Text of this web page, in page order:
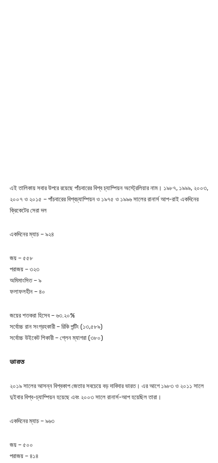
এই তালিকায় সবার উপরে রয়েছে পাঁচবারের বিশ্ব চ্যাম্পিয়ন অস্ট্রেলিয়ার নাম। ১৯৮৭, ১৯৯৯, ২০০৩,
২০০৭ ও ২০১৫ – পাঁচবারের বিশ্বচ্যাম্পিয়ন ও ১৯৭৫ ও ১৯৯৬ সালের রানার্স আপ-রাই একদিনের
ক্রিকেটের সেরা দল
একদিনের ম্যাচ – ৯২৪
জয় – ৫৫৮
পরাজয় – ৩২৩
অমিমাংসিত – ৯
ফলাফলহীন – ৪০
জয়ের শতকরা হিসেব – ৬৩.২০%
সর্বোচ্চ রান সংগ্রহকারী – রিকি পন্টিং (১৩,৫৮৯)
সর্বোচ্চ উইকেট শিকারী – গ্লেন ম্যাগরা (৩৮০)
ভারত
২০১৯ সালের আসন্ন বিশ্বকাপ জেতার সবচেয়ে বড় দাবিদার ভারত। এর আগে ১৯৮৩ ও ২০১১ সালে
দুইবার বিশ্ব-চ্যাম্পিয়ন হয়েছে এবং ২০০৩ সালে রানার্স-আপ হয়েছিল তারা।
একদিনের ম্যাচ – ৯৬৩
জয় – ৫০০
পরাজয় – ৪১৪